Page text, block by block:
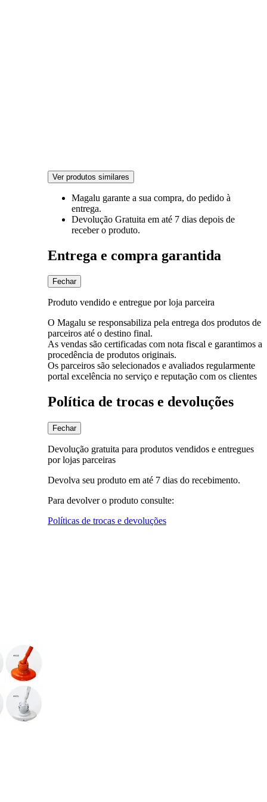
Ver produtos similares
Magalu garante a sua compra, do pedido à
entrega.
Devolução Gratuita em até 7 dias depois de
receber o produto.
Entrega e compra garantida
Fechar
Produto vendido e entregue por loja parceira
O Magalu se responsabiliza pela entrega dos produtos de
parceiros até o destino final.
As vendas são certificadas com nota fiscal e garantimos a
procedência de produtos originais.
Os parceiros são selecionados e avaliados regularmente
portal excelência no serviço e reputação com os clientes
Política de trocas e devoluções
Fechar
Devolução gratuita para produtos vendidos e entregues
por lojas parceiras
Devolva seu produto em até 7 dias do recebimento.
Para devolver o produto consulte:
Políticas de trocas e devoluções